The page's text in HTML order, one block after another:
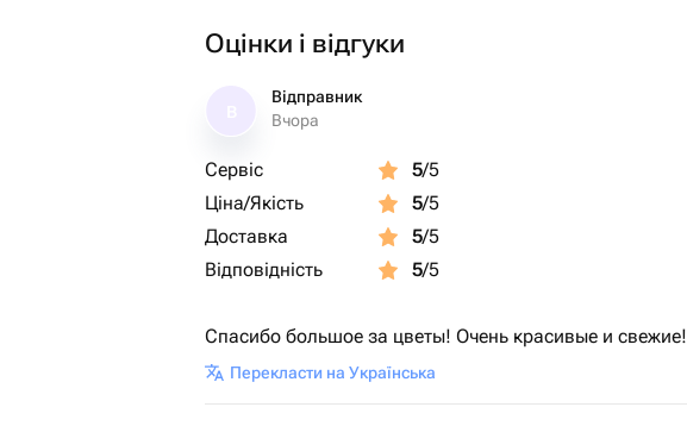
Оцінки і відгуки
Відправник
Вчора
Сервіс 5/5
Ціна/Якість
5/5
Доставка
5/5
Відповідність
5/5
Спасибо большое за цветы! Очень красивые и свежие!
Перекласти на Українська